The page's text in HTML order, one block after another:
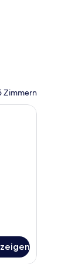
Aug.
Zimmern
Bett (Executive) |